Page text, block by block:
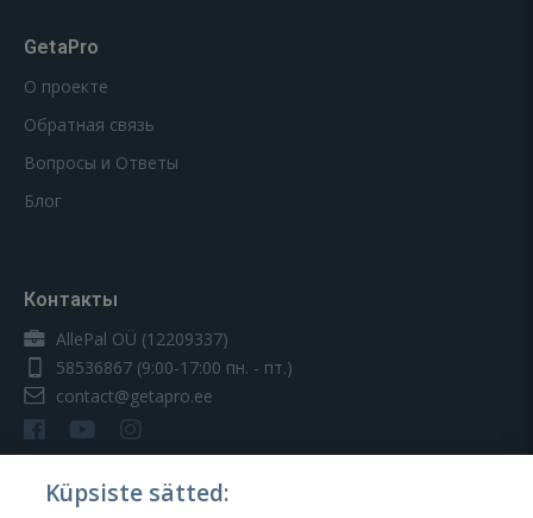
GetaPro
О проекте
Обратная связь
Вопросы и Ответы
Блог
Контакты
AllePal OÜ (12209337)
58536867 (9:00-17:00 пн. - пт.)
contact@getapro.ee
Küpsiste sätted: